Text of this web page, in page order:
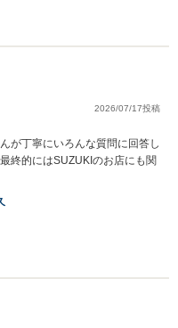
2026/07/17投稿
が丁寧にいろんな質問に回答し
終的にはSUZUKIのお店にも関